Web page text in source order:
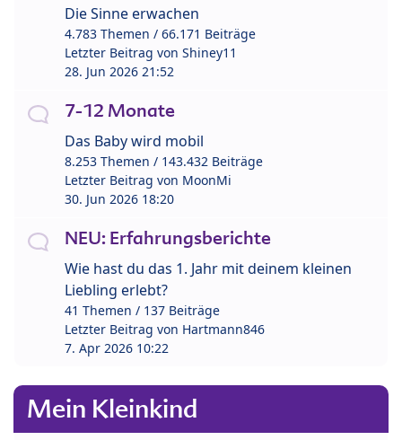
Die Sinne erwachen
4.783 Themen / 66.171 Beiträge
Letzter Beitrag von Shiney11
28. Jun 2026 21:52
7-12 Monate
Das Baby wird mobil
8.253 Themen / 143.432 Beiträge
Letzter Beitrag von MoonMi
30. Jun 2026 18:20
NEU: Erfahrungsberichte
Wie hast du das 1. Jahr mit deinem kleinen
Liebling erlebt?
41 Themen / 137 Beiträge
Letzter Beitrag von Hartmann846
7. Apr 2026 10:22
Mein Kleinkind